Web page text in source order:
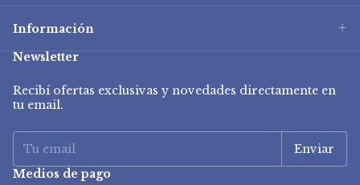
Información
Newsletter
Recibí ofertas exclusivas y novedades directamente en
tu email.
Medios de pago